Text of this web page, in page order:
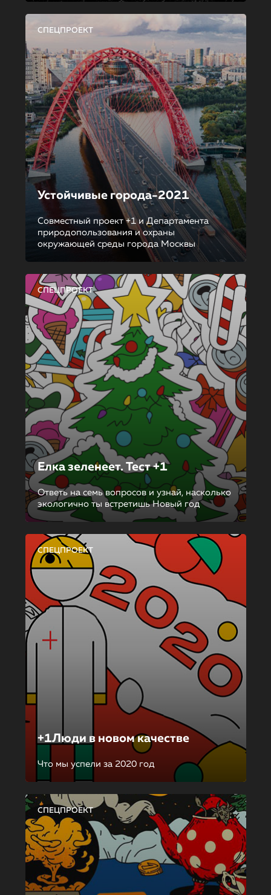
СПЕЦПРОЕКТ
Устойчивые города-2021
Совместный проект +1 и Департамента
природопользования и охраны
окружающей среды города Москвы
СПЕЦПРОЕКТ
Елка зеленеет. Тест +1
Ответь на семь вопросов и узнай, насколько
экологично ты встретишь Новый год
СПЕЦПРОЕКТ
+1Люди в новом качестве
Что мы успели за 2020 год
СПЕЦПРОЕКТ